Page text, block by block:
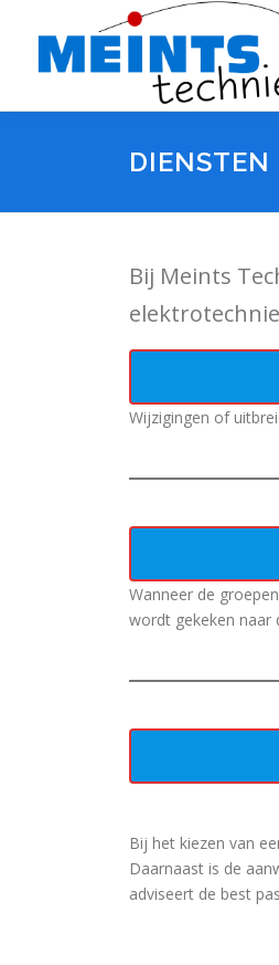
DIENSTEN
Bij Meints
Wijzigingen of
Wanneer de
wordt gekeken naar
Bij het kiezen van
Daarnaast is de
adviseert de best